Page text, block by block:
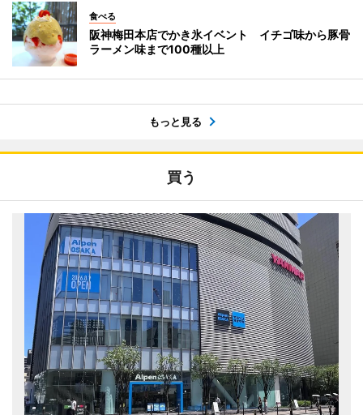
食べる
阪神梅田本店でかき氷イベント イチゴ味から豚骨
ラーメン味まで100種以上
もっと見る
買う